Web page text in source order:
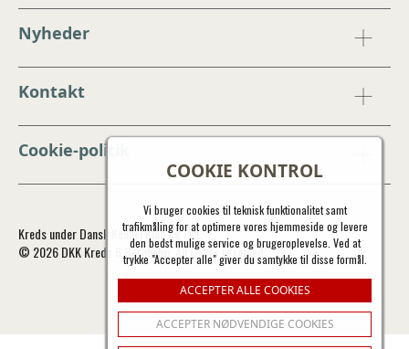
COOKIE KONTROL
Vi bruger cookies til teknisk funktionalitet samt
trafikmåling for at optimere vores hjemmeside og levere
den bedst mulige service og brugeroplevelse. Ved at
trykke "Accepter alle" giver du samtykke til disse formål.
ACCEPTER ALLE COOKIES
ACCEPTER NØDVENDIGE COOKIES
Nyheder
Kontakt
Cookie-politik
Kreds under Dansk Kennel Klub og FCI
© 2026 DKK Kreds 8 Bornholm. All rights reserved.